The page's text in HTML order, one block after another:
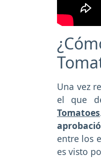
Una vez
el que
Tomatoes
entre los
es visto